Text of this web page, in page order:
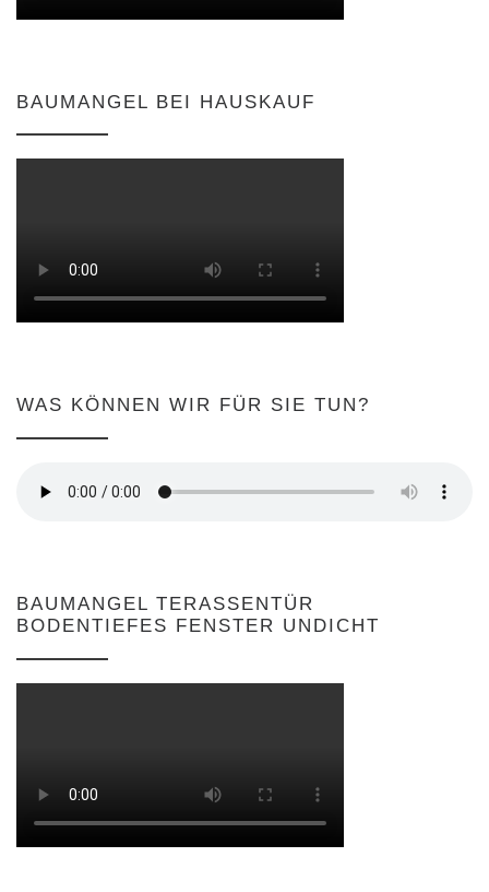
BAUMANGEL BEI HAUSKAUF
WAS KÖNNEN WIR FÜR SIE TUN?
BAUMANGEL TERASSENTÜR
BODENTIEFES FENSTER UNDICHT